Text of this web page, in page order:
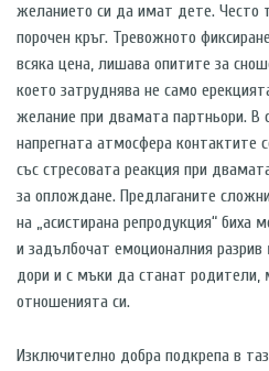
желанието си да имат дете. Често
порочен кръг. Тревожното
всяка цена, лишава опитите за
което затруднява не само
желание при двамата партньори. В
напрегната атмосфера контактите
със стресовата реакция при
за оплождане. Предлаганите
на „асистирана репродукция“ биха
и задълбочат емоционалния
дори и с мъки да станат родители,
отношенията си.
Изключително добра подкрепа в